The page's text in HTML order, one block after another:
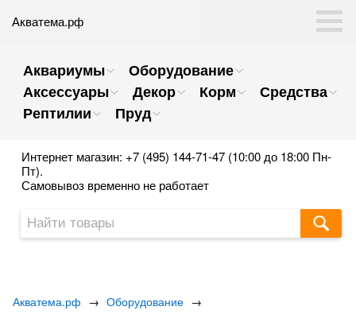
Акватема.рф
Аквариумы
Оборудование
Аксессуары
Декор Корм
Средства
Рептилии
Пруд
Интернет магазин: +7 (495) 144-71-47 (10:00 до 18:00 Пн-
Пт).
Самовывоз временно не работает
Акватема.рф → Оборудование →